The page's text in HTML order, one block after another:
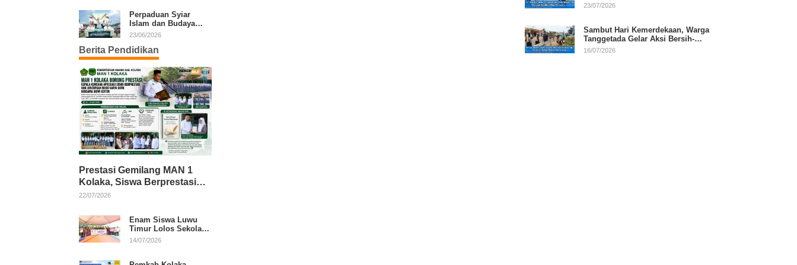
Perpaduan Syiar
Islam dan Budaya
Warnai Pawai Ta’aruf
23/06/2026
Berita Pendidikan
Prestasi Gemilang MAN 1
Kolaka, Siswa Berprestasi
dan Guru Berkarya Raih
22/07/2026
Enam Siswa Luwu
Timur Lolos Sekolah
Rakyat, Bupati: Jaga
14/07/2026
RI
23/07/2026
Sambut Hari Kemerdekaan, Warga
Tanggetada Gelar Aksi Bersih-
Bersih Desa
16/07/2026